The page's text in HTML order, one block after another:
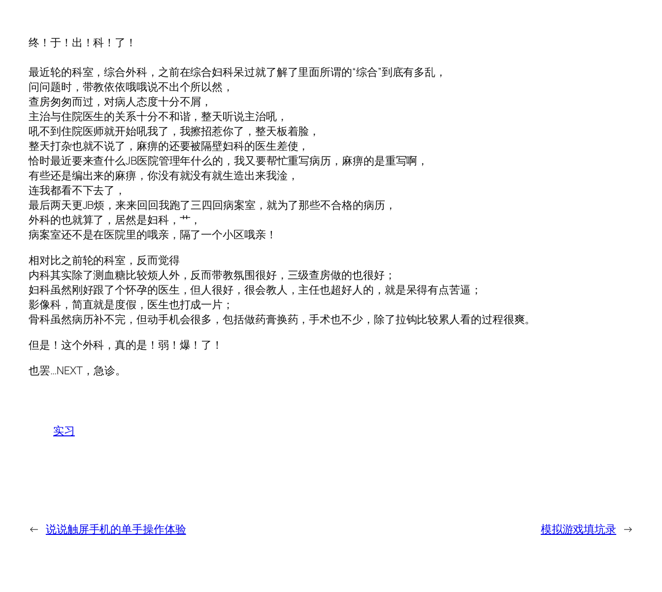
终！于！出！科！了！
最近轮的科室，综合外科，之前在综合妇科呆过就了解了里面所谓的“综合”到底有多乱，
问问题时，带教依依哦哦说不出个所以然，
查房匆匆而过，对病人态度十分不屑，
主治与住院医生的关系十分不和谐，整天听说主治吼，
吼不到住院医师就开始吼我了，我擦招惹你了，整天板着脸，
整天打杂也就不说了，麻痹的还要被隔壁妇科的医生差使，
恰时最近要来查什么JB医院管理年什么的，我又要帮忙重写病历，麻痹的是重写啊，
有些还是编出来的麻痹，你没有就没有就生造出来我淦，
连我都看不下去了，
最后两天更JB烦，来来回回我跑了三四回病案室，就为了那些不合格的病历，
外科的也就算了，居然是妇科，艹，
病案室还不是在医院里的哦亲，隔了一个小区哦亲！
相对比之前轮的科室，反而觉得
内科其实除了测血糖比较烦人外，反而带教氛围很好，三级查房做的也很好；
妇科虽然刚好跟了个怀孕的医生，但人很好，很会教人，主任也超好人的，就是呆得有点苦逼；
影像科，简直就是度假，医生也打成一片；
骨科虽然病历补不完，但动手机会很多，包括做药膏换药，手术也不少，除了拉钩比较累人看的过程很爽。
但是！这个外科，真的是！弱！爆！了！
也罢…NEXT，急诊。
实习
← 说说触屏手机的单手操作体验 模拟游戏填坑录 →